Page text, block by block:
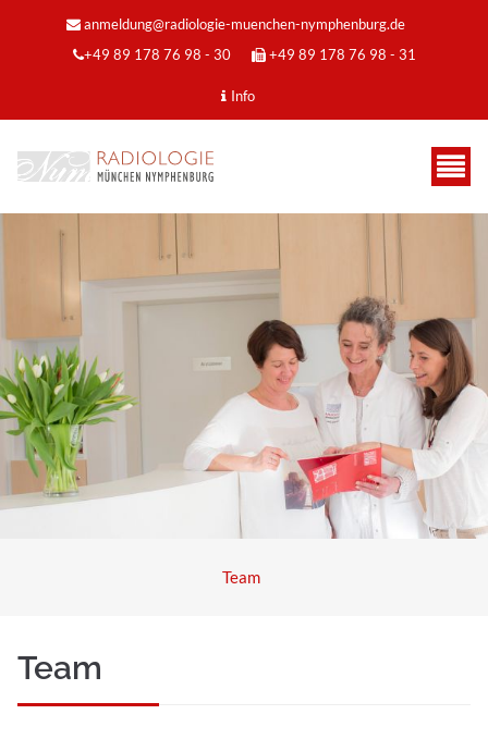
anmeldung@radiologie-muenchen-nymphenburg.de
+49 89 178 76 98 - 30
+49 89 178 76 98 - 31
Info
Team
Team
MRT für Erwachsene
MEHR